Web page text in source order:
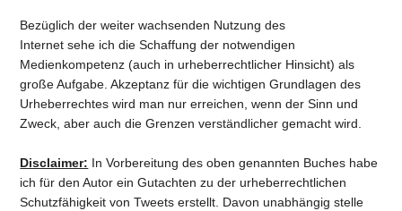
Bezüglich der weiter wachsenden Nutzung des
Internet sehe ich die Schaffung der notwendigen
Medienkompetenz (auch in urheberrechtlicher Hinsicht) als
große Aufgabe. Akzeptanz für die wichtigen Grundlagen des
Urheberrechtes wird man nur erreichen, wenn der Sinn und
Zweck, aber auch die Grenzen verständlicher gemacht wird.
Disclaimer: In Vorbereitung des oben genannten Buches habe
ich für den Autor ein Gutachten zu der urheberrechtlichen
Schutzfähigkeit von Tweets erstellt. Davon unabhängig stelle